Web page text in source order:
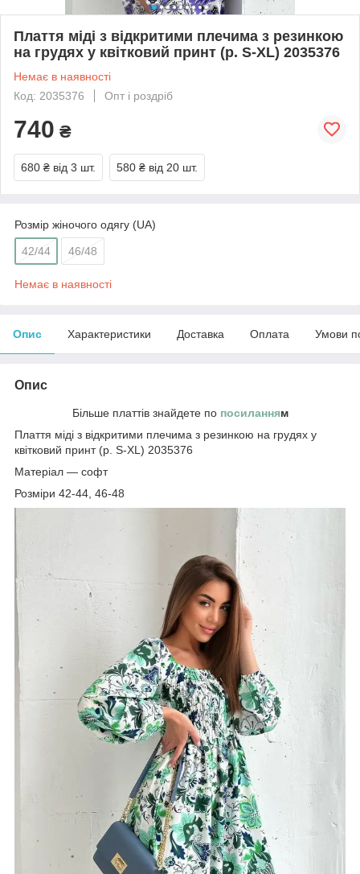
Плаття міді з відкритими плечима з резинкою
на грудях у квітковий принт (р. S-XL) 2035376
Немає в наявності
Код: 2035376
Опт і роздріб
740 ₴
680 ₴ від 3 шт. 580 ₴ від 20 шт.
Розмір жіночого одягу (UA)
42/44 46/48
Немає в наявності
Опис Характеристики Доставка Оплата Умови
Опис
Більше платтів знайдете по посиланням
Плаття міді з відкритими плечима з резинкою на грудях у
квітковий принт (р. S-XL) 2035376
Матеріал — софт
Розміри 42-44, 46-48